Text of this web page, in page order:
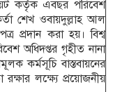
কর্তৃক এবছর পরিবেশ
শেখ ওবায়দুল্লাহ আল
প্রদান করা হয়। বিশ্ব
অধিদপ্তর গৃহীত নানা
কর্মসূচি বাস্তবায়নের
লক্ষ্যে প্রয়োজনীয়